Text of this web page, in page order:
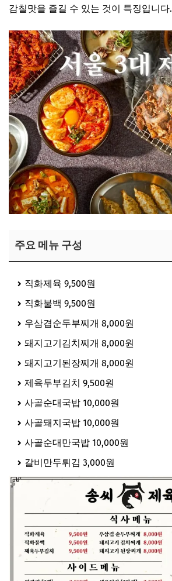
감칠맛을 즐길 수 있는 것이 특징입니다.
주요 메뉴 구성
직화제육 9,500원
직화불백 9,500원
우삼겹순두부찌개 8,000원
돼지고기김치찌개 8,000원
돼지고기된장찌개 8,000원
제육두부김치 9,500원
사골순대국밥 10,000원
사골돼지국밥 10,000원
사골순대만국밥 10,000원
갈비만두튀김 3,000원